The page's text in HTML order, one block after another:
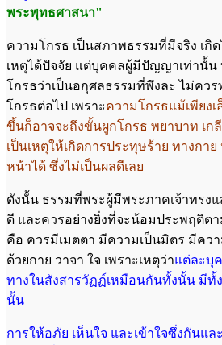
พระพุทธศาสนา"
ความโกรธ เป็นสภาพธรรมที่มีจริง เกิ
เหตุได้ปัจจัย แต่บุคคลผู้มีปัญญาเท่านั้น
โกรธว่าเป็นอกุศลธรรมที่พึงละ ไม่คว
โกรธต่อไป เพราะความโกรธแม้เพียงเ
ขึ้นก็อาจจะถึงขั้นผูกโกรธ พยาบาท เก
เป็นเหตุให้เกิดการประทุษร้าย ทางกา
หน้าได้ ซึ่งไม่เป็นผลดีเลย
ดังนั้น ธรรมที่พระผู้มีพระภาคเจ้าทรงแ
ดี และควรอย่างยิ่งที่จะน้อมประพฤติต
คือ ควรมีเมตตา มีความเป็นมิตร มีคว
ด้วยกาย วาจา ใจ เพราะเหตุว่าแต่ละบุ
ทางในสังสารวัฏฏ์เหมือนกันทั้งนั้น มีทั้
นั้น
การให้อภัย เห็นใจ และเข้าใจซึ่งกันแล